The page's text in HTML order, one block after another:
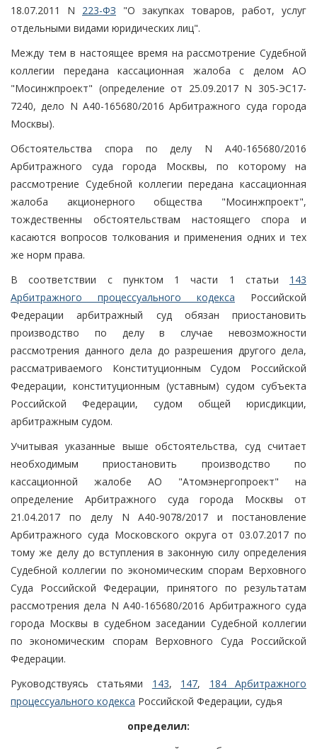
18.07.2011 N 223-ФЗ "О закупках товаров, работ, услуг
отдельными видами юридических лиц".
Между тем в настоящее время на рассмотрение Судебной
коллегии передана кассационная жалоба с делом АО
"Мосинжпроект" (определение от 25.09.2017 N 305-ЭС17-
7240, дело N А40-165680/2016 Арбитражного суда города
Москвы).
Обстоятельства спора по делу N А40-165680/2016
Арбитражного суда города Москвы, по которому на
рассмотрение Судебной коллегии передана кассационная
жалоба акционерного общества "Мосинжпроект",
тождественны обстоятельствам настоящего спора и
касаются вопросов толкования и применения одних и тех
же норм права.
В соответствии с пунктом 1 части 1 статьи 143
Арбитражного процессуального кодекса Российской
Федерации арбитражный суд обязан приостановить
производство по делу в случае невозможности
рассмотрения данного дела до разрешения другого дела,
рассматриваемого Конституционным Судом Российской
Федерации, конституционным (уставным) судом субъекта
Российской Федерации, судом общей юрисдикции,
арбитражным судом.
Учитывая указанные выше обстоятельства, суд считает
необходимым приостановить производство по
кассационной жалобе АО "Атомэнергопроект" на
определение Арбитражного суда города Москвы от
21.04.2017 по делу N А40-9078/2017 и постановление
Арбитражного суда Московского округа от 03.07.2017 по
тому же делу до вступления в законную силу определения
Судебной коллегии по экономическим спорам Верховного
Суда Российской Федерации, принятого по результатам
рассмотрения дела N А40-165680/2016 Арбитражного суда
города Москвы в судебном заседании Судебной коллегии
по экономическим спорам Верховного Суда Российской
Федерации.
Руководствуясь статьями 143, 147, 184 Арбитражного
процессуального кодекса Российской Федерации, судья
определил: